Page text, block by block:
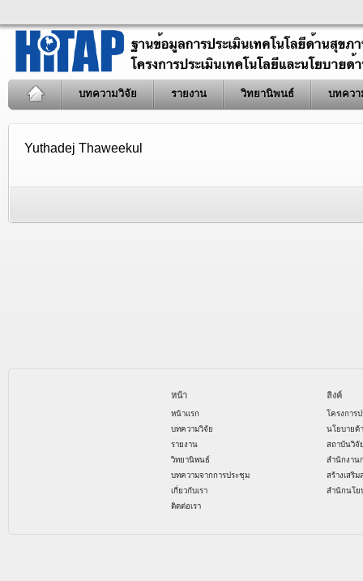
บทความวิจัย รายงาน วิทยานิพนธ์ บทควา
Yuthadej Thaweekul
หน้า
หน้าแรก
บทความวิจัย
รายงาน
วิทยานิพนธ์
บทความจากการประชุม
เกี่ยวกับเรา
ติดต่อเรา
ลิงค์
โครงการ
นโยบายด้
สถาบันวิจั
สำนักงาน
สร้างเสริ
สำนักนโย